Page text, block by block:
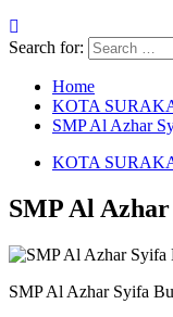
Search for:
Home
KOTA
SMP Al Azhar
KOTA
SMP Al
SMP Al Azhar Syifa